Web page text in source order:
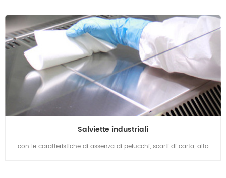
Salviette industriali
con le caratteristiche di assenza di pelucchi, scarti di carta, alto